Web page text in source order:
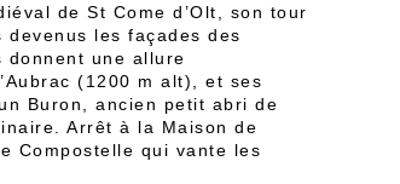
de St Come d’Olt, son tour
les façades des
une allure
(1200 m alt), et ses
Buron, ancien petit abri de
Arrêt à la Maison de
Compostelle qui vante les